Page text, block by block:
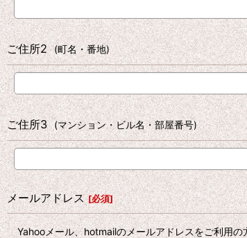
ご住所2 (町名・番地)
ご住所3 (マンション・ビル名・部屋番号)
メールアドレス [必須]
Yahooメール、hotmailのメールアドレスをご利用